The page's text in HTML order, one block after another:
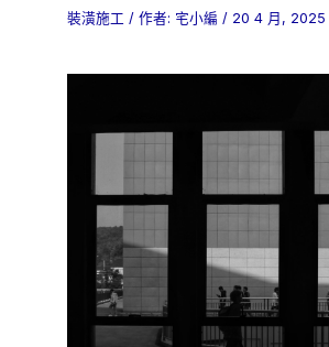
裝潢施工 / 作者: 宅小編 / 20 4 月, 2025